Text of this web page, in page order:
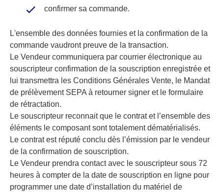
confirmer sa commande.
L'ensemble des données fournies et la confirmation de la
commande vaudront preuve de la transaction.
Le Vendeur communiquera par courrier électronique au
souscripteur confirmation de la souscription enregistrée et
lui transmettra les Conditions Générales Vente, le Mandat
de prélèvement SEPA à retourner signer et le formulaire
de rétractation.
Le souscripteur reconnait que le contrat et l’ensemble des
éléments le composant sont totalement dématérialisés.
Le contrat est réputé conclu dès l’émission par le vendeur
de la confirmation de souscription.
Le Vendeur prendra contact avec le souscripteur sous 72
heures à compter de la date de souscription en ligne pour
programmer une date d’installation du matériel de